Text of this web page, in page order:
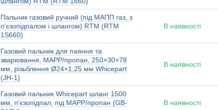
Пальник газовий ручний (під МАПП газ, з
п'єзопідпалом і шлангом) RTM (RTM
1S660)
В наявності
Газовий пальник для паяння та
зварювання, MAPP/пропан, 250×30×78
мм, різьблення Ø24×1,25 мм Whicepart
(JH-1)
В наявності
Газовий пальник Whicepart шланг 1500
мм, п'єзопідпал, під MAPP/пропан (GB-
В наявності